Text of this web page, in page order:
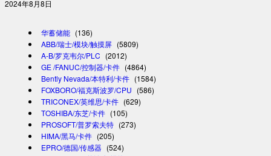
2024年8月8日
华蓄储能 (136)
ABB/瑞士/模块/触摸屏 (5809)
A-B/罗克韦尔/PLC (2012)
GE /FANUC/控制器/卡件 (4864)
Bently Nevada/本特利/卡件 (1584)
FOXBORO/福克斯波罗/CPU (586)
TRICONEX/英维思/卡件 (629)
TOSHIBA/东芝/卡件 (105)
PROSOFT/普罗索夫特 (273)
HIMA/黑马/卡件 (205)
EPRO/德国/传感器 (524)